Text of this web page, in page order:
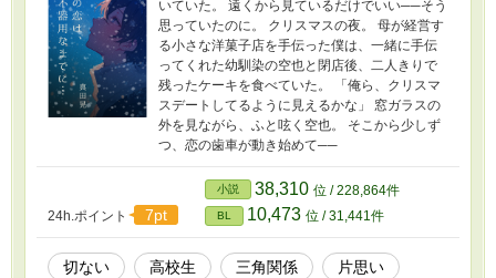
いていた。 遠くから見ているだけでいい──そう
思っていたのに。 クリスマスの夜。 母が経営す
る小さな洋菓子店を手伝った僕は、一緒に手伝
ってくれた幼馴染の空也と閉店後、二人きりで
残ったケーキを食べていた。 「俺ら、クリスマ
スデートしてるように見えるかな」 窓ガラスの
外を見ながら、ふと呟く空也。 そこから少しず
つ、恋の歯車が動き始めて──
24h.ポイント 7pt
小説 38,310 位 / 228,864件
BL 10,473 位 / 31,441件
切ない 高校生 三角関係
片思い